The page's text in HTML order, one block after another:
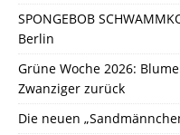
SPONGEBOB
Berlin
Grüne Woche 2026:
Zwanziger zurück
Die neuen